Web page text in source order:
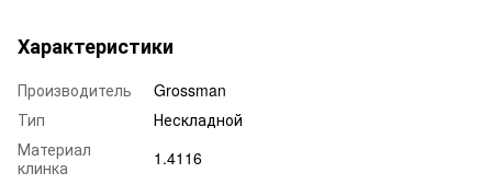
Характеристики
Производитель
Grossman
Тип
Нескладной
Материал
клинка
1.4116